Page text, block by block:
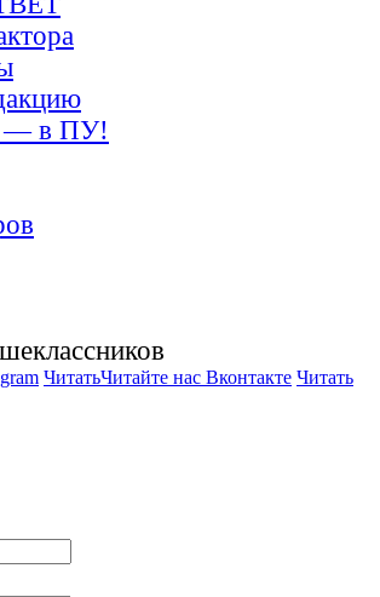
— в ПУ!
ЧитатьЧитайте нас Вконтакте Читать